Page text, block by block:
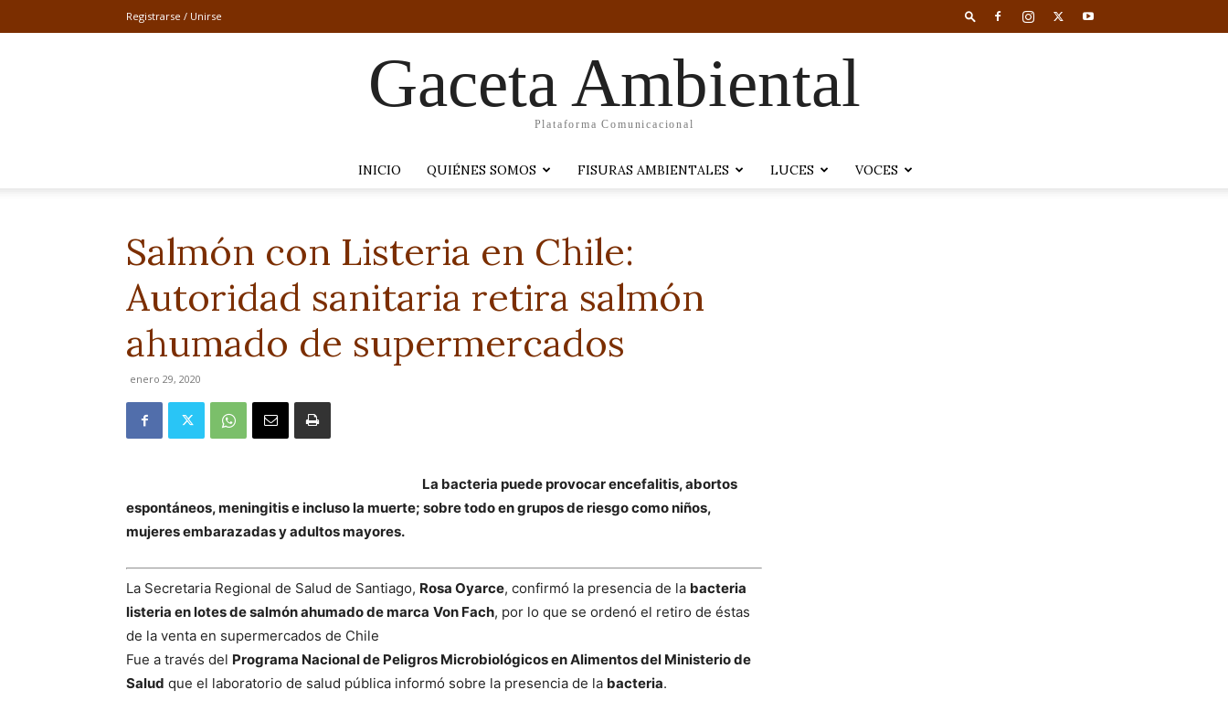
Registrarse / Unirse
Gaceta Ambiental
Plataforma Comunicacional
INICIO QUIÉNES SOMOS FISURAS AMBIENTALES LUCES VOCES
Salmón con Listeria en Chile:
Autoridad sanitaria retira salmón
ahumado de supermercados
enero 29, 2020
La bacteria puede provocar encefalitis, abortos
espontáneos, meningitis e incluso la muerte; sobre todo en grupos de riesgo como niños,
mujeres embarazadas y adultos mayores.
La Secretaria Regional de Salud de Santiago, Rosa Oyarce, confirmó la presencia de la bacteria
listeria en lotes de salmón ahumado de marca Von Fach, por lo que se ordenó el retiro de éstas
de la venta en supermercados de Chile
Fue a través del Programa Nacional de Peligros Microbiológicos en Alimentos del Ministerio de
Salud que el laboratorio de salud pública informó sobre la presencia de la bacteria.